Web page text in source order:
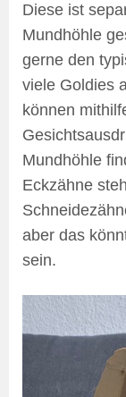
Diese ist
Mundhöhle
gerne den
viele Goldies
können
Mundhöhle
Eckzähne
aber das
sein.